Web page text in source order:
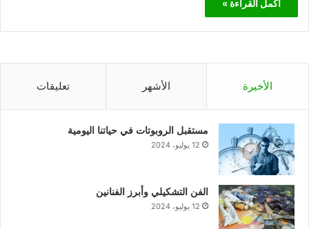
أكمل القراءة »
الأخيرة الأشهر تعليقات
مستقبل الروبوتات في حياتنا اليومية
12 يوليو، 2024
الفن التشكيلي وأبرز الفنانين
12 يوليو، 2024